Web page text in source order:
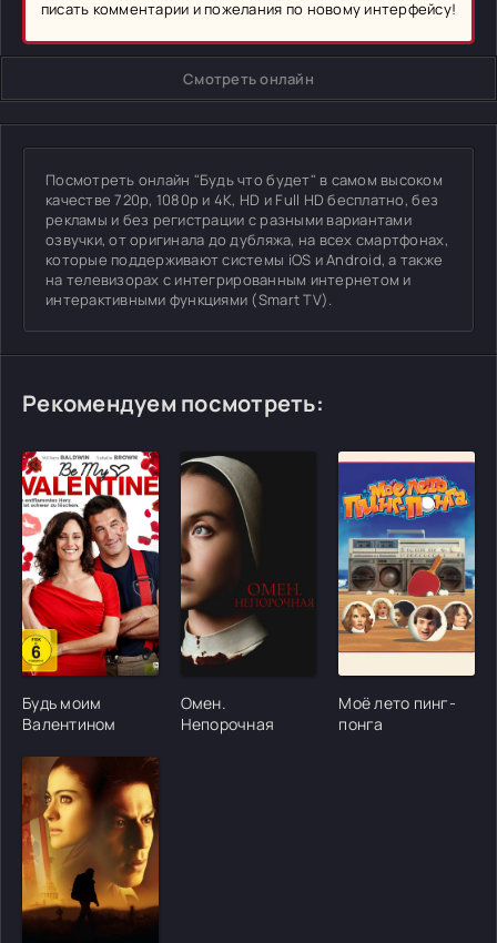
писать комментарии и пожелания по новому интерфейсу!
Смотреть онлайн
Посмотреть онлайн "Будь что будет" в самом высоком
качестве 720p, 1080p и 4K, HD и Full HD бесплатно, без
рекламы и без регистрации с разными вариантами
озвучки, от оригинала до дубляжа, на всех смартфонах,
которые поддерживают системы iOS и Android, а также
на телевизорах с интегрированным интернетом и
интерактивными функциями (Smart TV).
Рекомендуем посмотреть:
[/xfgiven_cvh_poster_urlcvh_poster_url]
Будь моим
Валентином
[/xfgiven_cvh_poster_urlcvh_poster_url]
Омен.
Непорочная
Моё лето пинг-
понга